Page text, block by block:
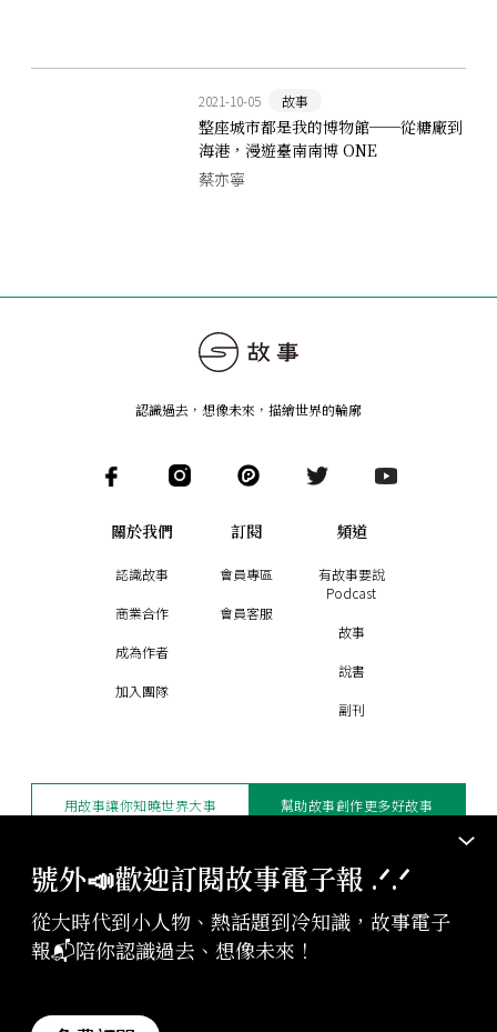
2021-10-05 故事
整座城市都是我的博物館──從糖廠到
海港，漫遊臺南南博 ONE
蔡亦寧
號外📣歡迎訂閱故事電子報 .ᐟ‪‪.ᐟ
從大時代到小人物、熱話題到冷知識，故事電子
報📬陪你認識過去、想像未來！
認識過去，想像未來 ， 描繪世界的輪廓
關於我們
認識故事
商業合作
成為作者
加入團隊
訂閱
會員專區
會員客服
頻道
有故事要說
Podcast
故事
說書
副刊
版權聲明與轉載規範
授權與合作：contact@storystudio.tw
StoryStudio Inc. All Rights Reserved.
用故事讓你知曉世界大事 幫助故事創作更多好故事